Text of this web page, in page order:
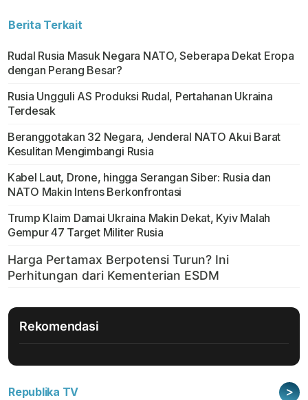
Berita Terkait
Rudal Rusia Masuk Negara NATO, Seberapa Dekat Eropa
dengan Perang Besar?
Rusia Ungguli AS Produksi Rudal, Pertahanan Ukraina
Terdesak
Beranggotakan 32 Negara, Jenderal NATO Akui Barat
Kesulitan Mengimbangi Rusia
Kabel Laut, Drone, hingga Serangan Siber: Rusia dan
NATO Makin Intens Berkonfrontasi
Trump Klaim Damai Ukraina Makin Dekat, Kyiv Malah
Gempur 47 Target Militer Rusia
Rekomendasi
Republika TV >